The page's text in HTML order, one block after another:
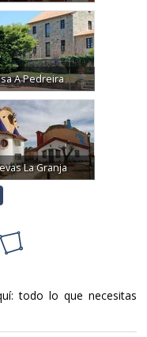
A Pedreira
La Granja
todo lo que necesitas